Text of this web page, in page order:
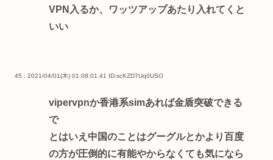
VPN入るか、ワッツアップあたり入れてくと
いい
45 : 2021/04/01(木) 01:08:01.41 ID:scKZD7Uq0USO
vipervpnか香港系simあれば金盾突破できる
で
とはいえ中国のことはグーグルとかより百度
の方が圧倒的に有能やからなくても気になら